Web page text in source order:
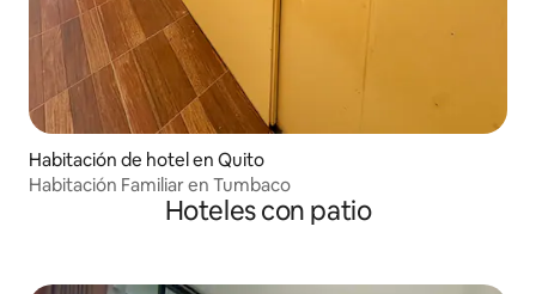
Habitación de hotel en Quito
Habitación Familiar en Tumbaco
Hoteles con patio